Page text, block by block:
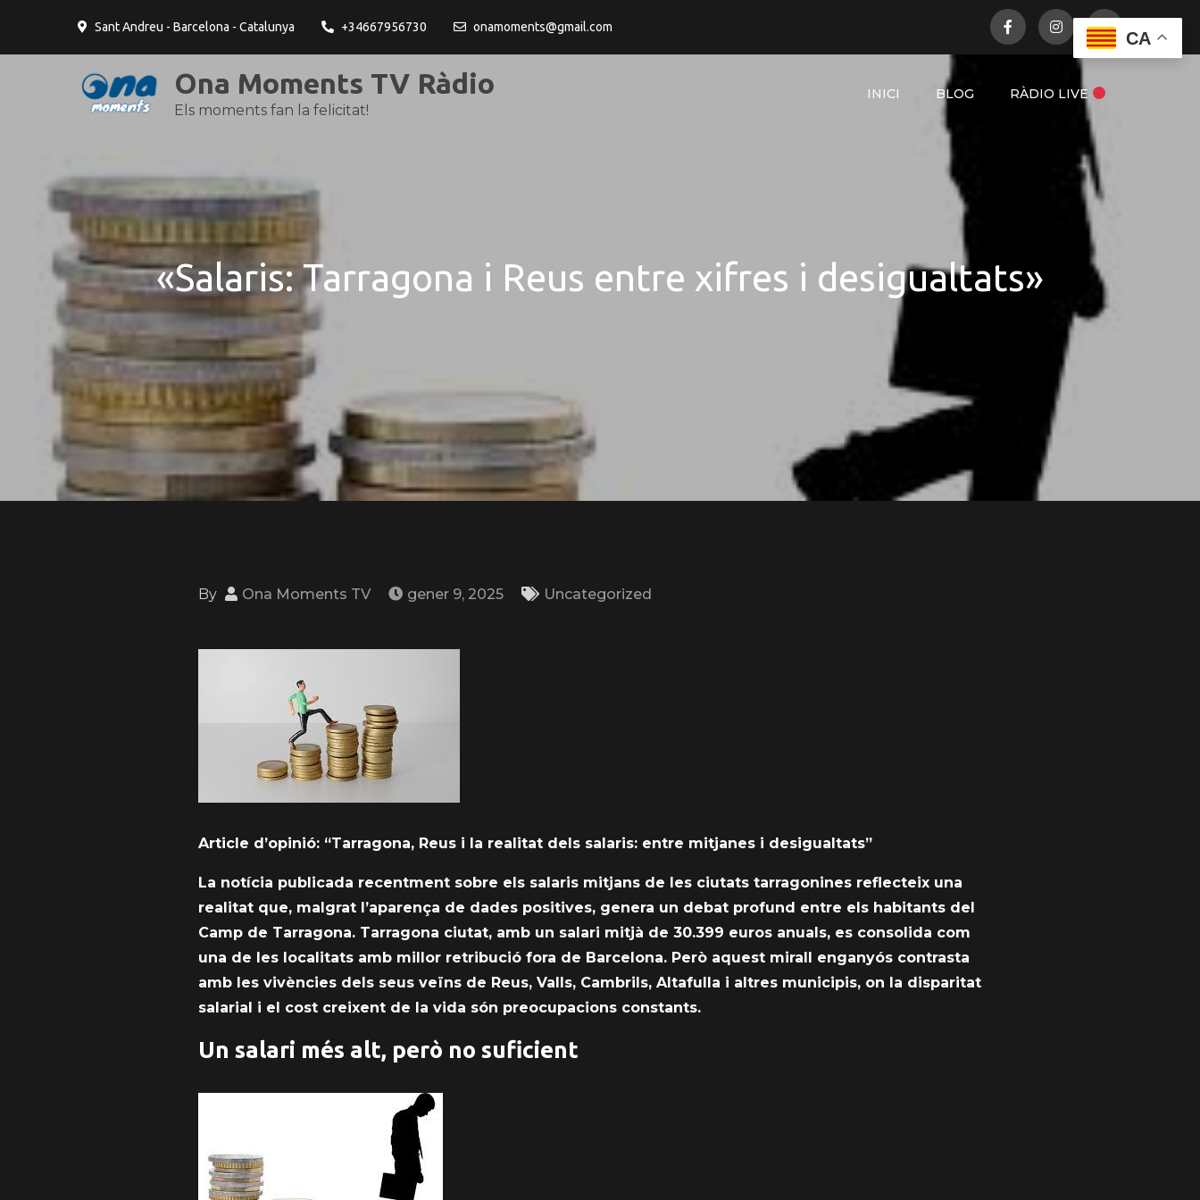
Sant Andreu - Barcelona - Catalunya +34667956730 onamoments@gmail.com
Ona Moments TV Ràdio
Els moments fan la felicitat!
INICI BLOG RÀDIO LIVE
«Salaris: Tarragona i Reus entre xifres i desigualtats»
By Ona Moments TV gener 9, 2025 Uncategorized
Article d’opinió: “Tarragona, Reus i la realitat dels salaris: entre mitjanes i desigualtats”
La notícia publicada recentment sobre els salaris mitjans de les ciutats tarragonines reflecteix una
realitat que, malgrat l’aparença de dades positives, genera un debat profund entre els habitants del
Camp de Tarragona. Tarragona ciutat, amb un salari mitjà de 30.399 euros anuals, es consolida com
una de les localitats amb millor retribució fora de Barcelona. Però aquest mirall enganyós contrasta
amb les vivències dels seus veïns de Reus, Valls, Cambrils, Altafulla i altres municipis, on la disparitat
salarial i el cost creixent de la vida són preocupacions constants.
Un salari més alt, però no suficient
CA